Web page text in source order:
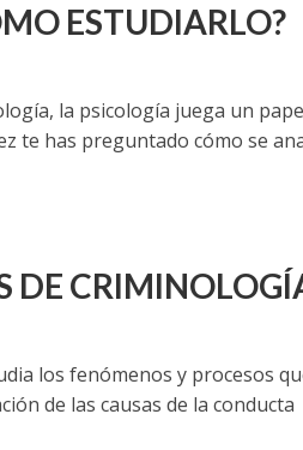
ESTUDIARLO?
la psicología juega un
te has preguntado cómo se
DE
los fenómenos y procesos
de las causas de la conducta